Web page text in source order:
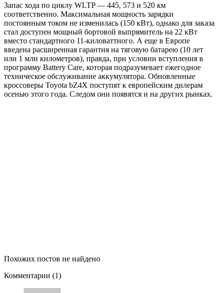
Запас хода по циклу WLTP — 445, 573 и 520 км
соответственно. Максимальная мощность зарядки
постоянным током не изменилась (150 кВт), однако для заказа
стал доступен мощный бортовой выпрямитель на 22 кВт
вместо стандартного 11-киловаттного. А еще в Европе
введена расширенная гарантия на тяговую батарею (10 лет
или 1 млн километров), правда, при условии вступления в
программу Battery Care, которая подразумевает ежегодное
техническое обслуживание аккумулятора. Обновленные
кроссоверы Toyota bZ4X поступят к европейским дилерам
осенью этого года. Следом они появятся и на других рынках.
Похожих постов не найдено
Комментарии (1)